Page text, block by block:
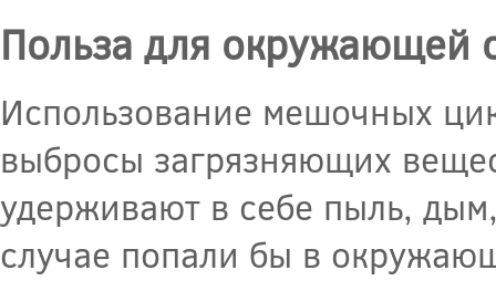
Польза для окружающей
Использование мешочных
выбросы загрязняющих
удерживают в себе пыль,
случае попали бы в